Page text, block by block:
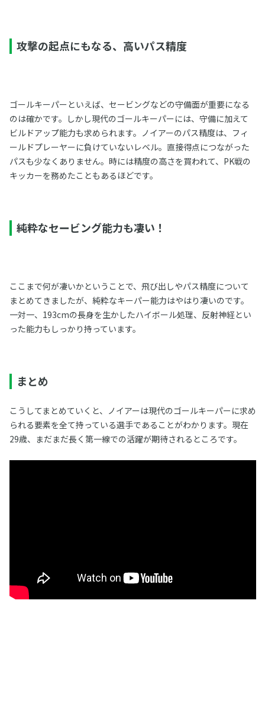
攻撃の起点にもなる、高いパス精度
ゴールキーパーといえば、セービングなどの守備面が重要になる
のは確かです。しかし現代のゴールキーパーには、守備に加えて
ビルドアップ能力も求められます。ノイアーのパス精度は、フィ
ールドプレーヤーに負けていないレベル。直接得点につながった
パスも少なくありません。時には精度の高さを買われて、PK戦の
キッカーを務めたこともあるほどです。
純粋なセービング能力も凄い！
ここまで何が凄いかということで、飛び出しやパス精度について
まとめてきましたが、純粋なキーパー能力はやはり凄いのです。
一対一、193cmの長身を生かしたハイボール処理、反射神経とい
った能力もしっかり持っています。
まとめ
こうしてまとめていくと、ノイアーは現代のゴールキーパーに求め
られる要素を全て持っている選手であることがわかります。現在
29歳、まだまだ長く第一線での活躍が期待されるところです。